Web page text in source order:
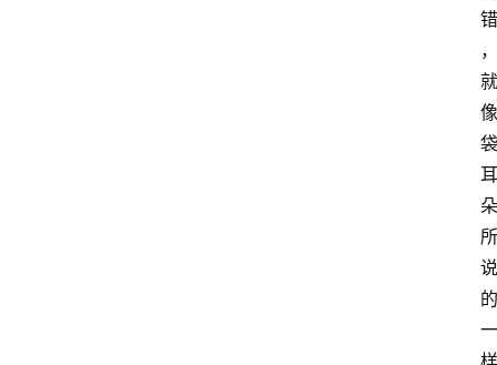
错
，
就
像
袋
耳
朵
所
说
的
一
样